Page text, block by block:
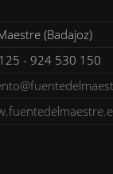
(Badajoz)
- 924 530 150